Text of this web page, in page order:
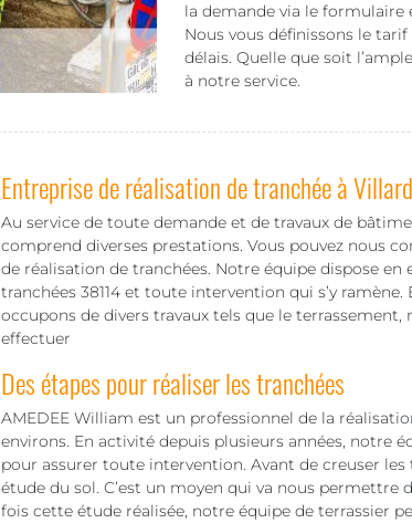
la demande via le
Nous vous définissons le
délais. Quelle que soit
à notre service.
Entreprise de réalisation de tranchée à
Au service de toute demande et de travaux de
comprend diverses prestations. Vous pouvez nous
de réalisation de tranchées. Notre équipe dispose
tranchées 38114 et toute intervention qui s’y
occupons de divers travaux tels que le terrassement,
effectuer
Des étapes pour réaliser les tranchées
AMEDEE William est un professionnel de la
environs. En activité depuis plusieurs années, notre
pour assurer toute intervention. Avant de creuser
étude du sol. C’est un moyen qui va nous permettre
fois cette étude réalisée, notre équipe de terrassier